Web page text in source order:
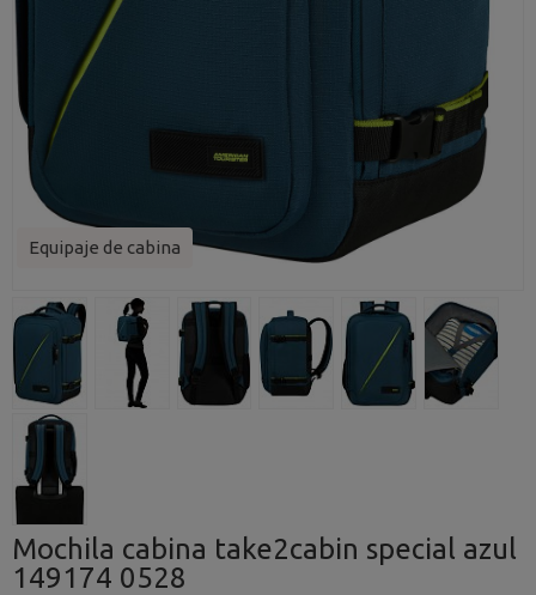
Equipaje de cabina
Mochila cabina take2cabin special azul
149174 0528